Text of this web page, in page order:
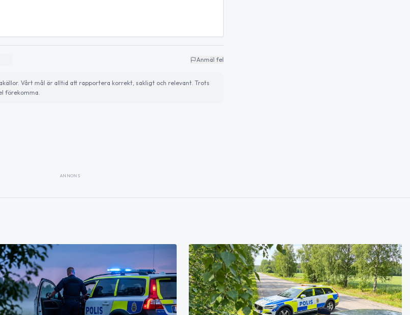
Anmäl fel
Vårt mål är alltid att rapportera korrekt, sakligt och relevant. Trots
förekomma.
ANNONS